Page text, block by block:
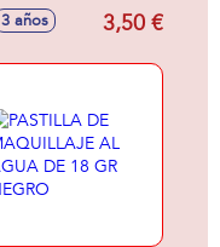
AGUA DE 18 GR
ROJO
3 años 3,50 €